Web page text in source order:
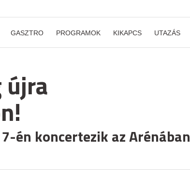
GASZTRO PROGRAMOK KIKAPCS UTAZÁS
újra
én koncertezik az Arénában